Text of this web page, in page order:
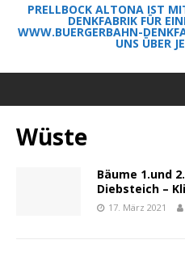
PRELLBOCK ALTONA IST
DENKFABRIK FÜR
WWW.BUERGERBAHN-
UNS ÜBER
Wüste
Bäume 1.und
Diebsteich –
17. März 2021